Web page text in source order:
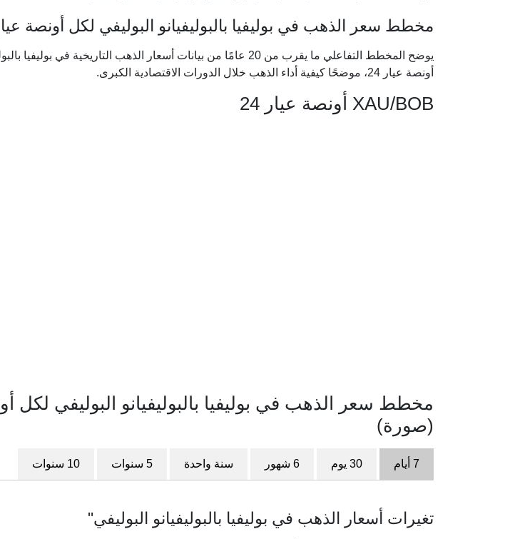
مخطط سعر الذهب في بوليفيا بالبوليفيانو البوليفي لكل أونصة عيار
يوضح المخطط التفاعلي ما يقرب من 20 عامًا من بيانات أسعار الذهب التاريخية في
أونصة عيار 24، موضحًا كيفية أداء الذهب خلال الدورات الاقتصادية الكبرى.
XAU/BOB أونصة عيار 24
(صورة)
7 أيام 30 يوم 6 شهور سنة واحدة 5 سنوات 10 سنوات
تغيرات أسعار الذهب في بوليفيا بالبوليفيانو البوليفي"